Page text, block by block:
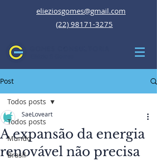
elieziosgomes@gmail.com
(22) 98171-3275
Post
Todos posts
Mundo
Brasil
Todos posts
A expansão da energia
renovável não precisa
SaeLoveart